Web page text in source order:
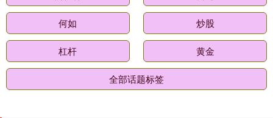
国债指数 229.69 +0.10 +0.04%
何如 炒股
杠杆 黄金
全部话题标签